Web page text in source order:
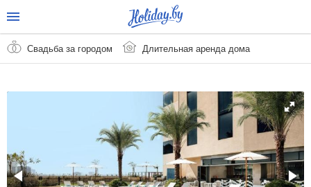
Свадьба за городом Длительная аренда дома